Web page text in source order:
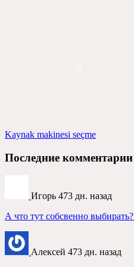
Kaynak makinesi seçme
Последние комментарии
Игорь 473 дн. назад
А что тут собсвенно выбирать?
Алексей 473 дн. назад